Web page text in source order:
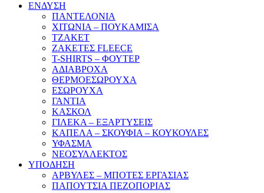
ΕΝΔΥΣΗ
ΠΑΝΤΕΛΟΝΙΑ
ΧΙΤΩΝΙΑ – ΠΟΥΚΑΜΙΣΑ
ΤΖΑΚΕΤ
ΖΑΚΕΤΕΣ FLEECE
T-SHIRTS – ΦΟΥΤΕΡ
ΑΔΙΑΒΡΟΧΑ
ΘΕΡΜΟΕΣΩΡΟΥΧΑ
ΕΣΩΡΟΥΧΑ
ΓΑΝΤΙΑ
ΚΑΣΚΟΛ
ΓΙΛΕΚΑ – ΕΞΑΡΤΥΣΕΙΣ
ΚΑΠΕΛΑ – ΣΚΟΥΦΙΑ – ΚΟΥΚΟΥΛΕΣ
ΥΦΑΣΜΑ
ΝΕΟΣΥΛΛΕΚΤΟΣ
ΥΠΟΔΗΣΗ
ΑΡΒΥΛΕΣ – ΜΠΟΤΕΣ ΕΡΓΑΣΙΑΣ
ΠΑΠΟΥΤΣΙΑ ΠΕΖΟΠΟΡΙΑΣ